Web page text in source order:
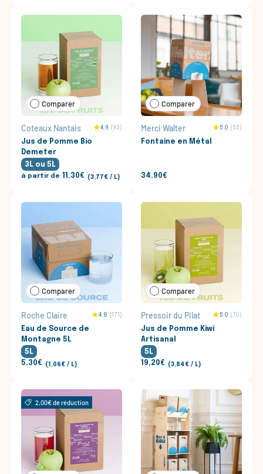
Comparer
Coteaux Nantais 4.9 (93)
Jus de Pomme Bio
Demeter
3L ou 5L
à partir de 11,30€ Prix unitaire
3,77€ / L
Comparer
Merci Walter 5.0 (55)
Fontaine en Métal
34,90€
Comparer
Roche Claire 4.8 (171)
Eau de Source de
Montagne 5L
5L
5,30€ Prix unitaire
1,06€ / L
Comparer
Pressoir du Pilat 5.0 (70)
Jus de Pomme Kiwi
Artisanal
5L
19,20€ Prix unitaire
3,84€ / L
2,00€ de réduction